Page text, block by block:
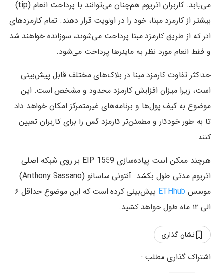
می‌یابد. کاربران اتریوم هم‌چنان می‌توانند با پرداخت انعام (tip)
بیشتر از کارمزد مبنا، خود را در اولویت قرار دهند. تمام کارمزدهای
اتر که از طریق کارمزد مبنا پرداخت می‌شوند، سوزانده خواهند شد
و فقط انعام مورد نظر به ماینرها پرداخت می‌شود.
حداکثر تفاوت کارمزد مبنا در بلاک‌های مختلف قابل پیش‌بینی
است، زیرا میزان افزایش کارمزد محدود و مشخص است. این
موضوع به کیف پول‌ها و برنامه‌های غیرمتمرکز امکان خواهد داد
تا به طور خودکار و مطمئن‌تر کارمزد گس را برای کاربران تعیین
کنند.
هرچند ممکن است پیاده‌سازی EIP 1559 بر روی شبکه اصلی
اتریوم مدتی طول بکشد. آنتونی ساسانو (Anthony Sassano)
موسس ETHhub
پیش‌بینی کرده است که این موضوع حداقل ۶
الی ۱۲ ماه طول خواهد کشید.
نشان گذاری